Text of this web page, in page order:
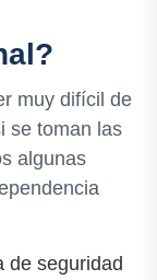
muy difícil de
se toman las
algunas
de seguridad